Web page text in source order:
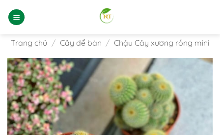
qua
dungTrang chủ / Cây để bàn / Chậu Cây xương rồng mini